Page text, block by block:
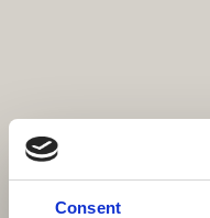
Consent